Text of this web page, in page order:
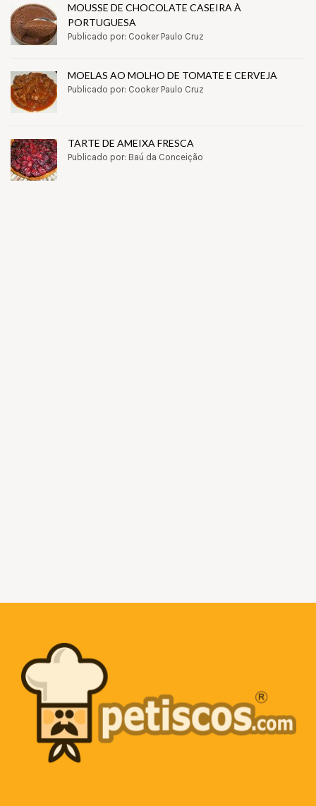
MOUSSE DE CHOCOLATE CASEIRA À
PORTUGUESA
Publicado por: Cooker Paulo Cruz
MOELAS AO MOLHO DE TOMATE E CERVEJA
Publicado por: Cooker Paulo Cruz
TARTE DE AMEIXA FRESCA
Publicado por: Baú da Conceição